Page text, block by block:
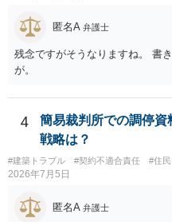
匿名A 弁護士
残念ですがそうなりますね。 書
が。
4
簡易裁判所での調停資
戦略は？
#建築トラブル #契約不適合責任 #住
2026年7月5日
匿名A 弁護士